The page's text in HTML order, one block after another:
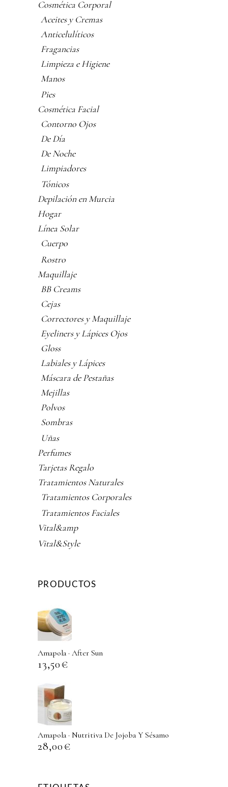
Cosmética Corporal
Aceites y Cremas
Anticelulíticos
Fragancias
Limpieza e Higiene
Manos
Pies
Cosmética Facial
Contorno Ojos
De Día
De Noche
Limpiadores
Tónicos
Depilación en Murcia
Hogar
Línea Solar
Cuerpo
Rostro
Maquillaje
BB Creams
Cejas
Correctores y Maquillaje
Eyeliners y Lápices Ojos
Gloss
Labiales y Lápices
Máscara de Pestañas
Mejillas
Polvos
Sombras
Uñas
Perfumes
Tarjetas Regalo
Tratamientos Naturales
Tratamientos Corporales
Tratamientos Faciales
Vital&amp
Vital&Style
PRODUCTOS
Amapola · After Sun
13,50€
Amapola · Nutritiva De Jojoba Y Sésamo
28,00€